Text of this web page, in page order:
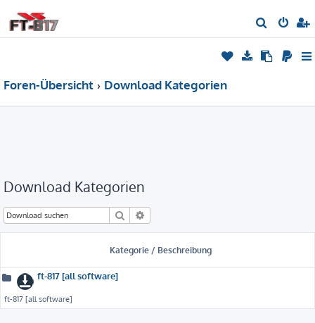
u
c
Foren-Übersicht Download Kategorien
Download Kategorien
Suche
Kategorie / Beschreibung
ft-817 [all software]
ft-817 [all software]